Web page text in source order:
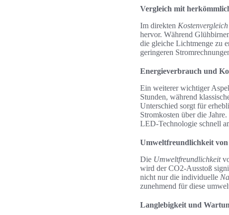
Vergleich mit
Im direkten Kostenvergleich
hervor. Während
die gleiche Lichtmenge zu
geringeren
Energieverbrauch und
Ein weiterer wichtiger
Stunden, während
Unterschied sorgt für
Stromkosten über die
LED-Technologie schnell
Umweltfreundlichkeit
Die Umweltfreundlichkeit
wird der CO2-Ausstoß
nicht nur die individuelle
zunehmend für diese
Langlebigkeit und